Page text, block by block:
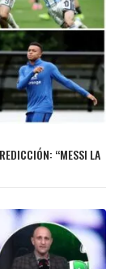
“MESSI LA